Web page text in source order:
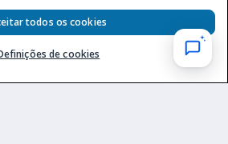
do Ministério da Fazenda, conforme Portaria nº
publicada no DOU em 11.2.2025.
de cookies
todos os cookies